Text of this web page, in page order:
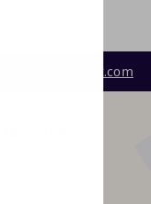
nl@francecomfort.com